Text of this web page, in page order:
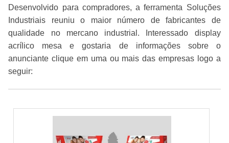
Desenvolvido para compradores, a ferramenta Soluções
Industriais reuniu o maior número de fabricantes de
qualidade no mercano industrial. Interessado display
acrílico mesa e gostaria de informações sobre o
anunciante clique em uma ou mais das empresas logo a
seguir: